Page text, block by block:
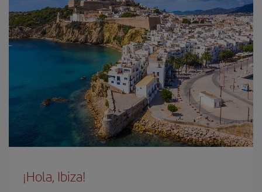
¡Hola, Ibiza!